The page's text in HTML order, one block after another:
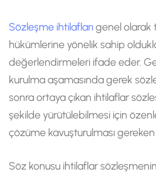
Sözleşme ihtilaflarıgenel olarak
hükümlerine yönelik sahip
değerlendirmeleri ifade eder.
kurulma aşamasında gerek
sonra ortaya çıkan ihtilaflar
şekilde yürütülebilmesi için
çözüme kavuşturulması
Söz konusu ihtilaflar